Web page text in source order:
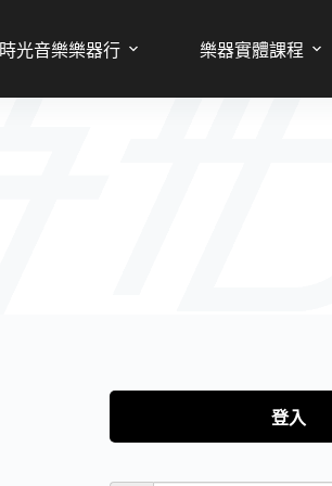
時光音樂樂器行 樂器實體課程
登入